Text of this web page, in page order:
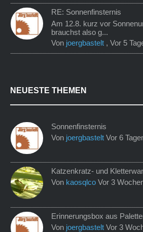
RE: Sonnenfinsternis
Am 12.8. kurz vor
brauchst also g...
Von joergbastelt ,Vor 5
NEUESTE THEMEN
Sonnenfinsternis
Von joergbastelt Vor 6
Katzenkratz- und
Von kaosqlco Vor 3
Erinnerungsbox aus
Von joergbastelt Vor 3